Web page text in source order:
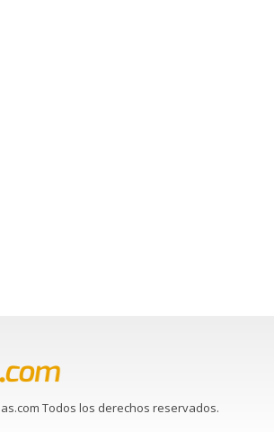
Todos los derechos reservados.